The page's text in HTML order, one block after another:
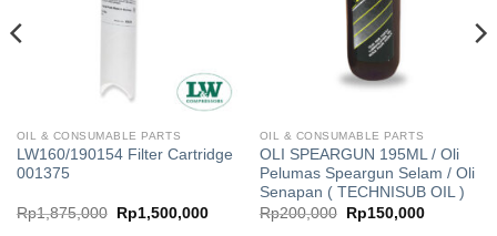
OIL & CONSUMABLE PARTS
LW160/190154 Filter Cartridge
001375
Rp1,875,000
Original
price
Rp1,500,000Current
OIL & CONSUMABLE PARTS
OLI SPEARGUN 195ML / Oli
Pelumas Speargun Selam / Oli
Senapan ( TECHNISUB OIL )
Rp200,000
Original
price
Rp150,000Current